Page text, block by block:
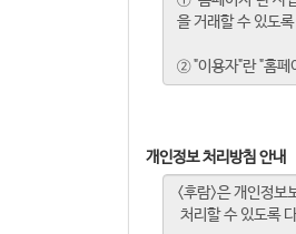
개인정보 처리방침 안내